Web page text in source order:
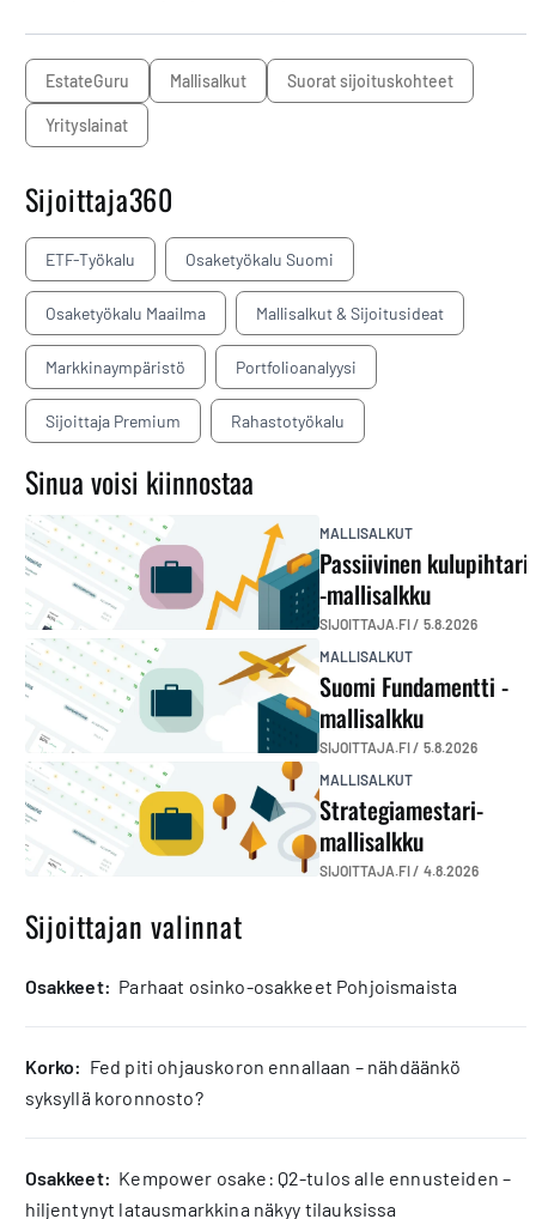
EstateGuru mallisalkut suorat sijoituskohteet
yrityslainat
Sijoittaja360
ETF-Työkalu Osaketyökalu Suomi
Osaketyökalu Maailma Mallisalkut & Sijoitusideat
Markkinaympäristö Portfolioanalyysi
Sijoittaja Premium Rahastotyökalu
Sinua voisi kiinnostaa
MALLISALKUT
Passiivinen kulupihtari
-mallisalkku
SIJOITTAJA.FI / 5.8.2026
MALLISALKUT
Suomi Fundamentti -
mallisalkku
SIJOITTAJA.FI / 5.8.2026
MALLISALKUT
Strategiamestari-
mallisalkku
SIJOITTAJA.FI / 4.8.2026
Sijoittajan valinnat
osakkeet: Parhaat osinko-osakkeet Pohjoismaista
korko: Fed piti ohjauskoron ennallaan – nähdäänkö
syksyllä koronnosto?
osakkeet: Kempower osake: Q2-tulos alle ennusteiden –
hiljentynyt latausmarkkina näkyy tilauksissa